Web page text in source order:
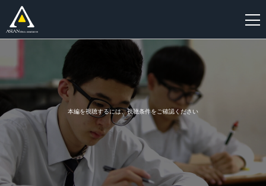
本編を視聴するには、視聴条件をご確認ください